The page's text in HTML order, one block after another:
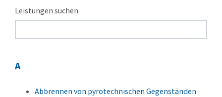
Leistungen suchen
A
Abbrennen von pyrotechnischen Gegenständen